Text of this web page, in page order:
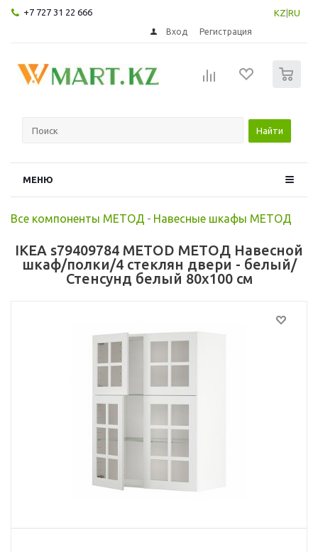
+7 727 31 22 666 KZ RU
Вход Регистрация
Найти
МЕНЮ
Все компоненты МЕТОД - Навесные шкафы МЕТОД
IKEA s79409784 METOD МЕТОД Навесной
шкаф/полки/4 стеклян двери - белый/
Стенсунд белый 80x100 см